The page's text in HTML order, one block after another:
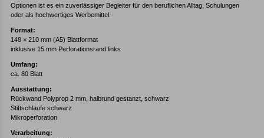
Optionen ist es ein zuverlässiger Begleiter für den beruflichen Alltag, Schulungen
oder als hochwertiges Werbemittel.
Format:
148 × 210 mm (A5) Blattformat
inklusive 15 mm Perforationsrand links
Umfang:
ca. 80 Blatt
Ausstattung:
Rückwand Polyprop 2 mm, halbrund gestanzt, schwarz
Stiftschlaufe schwarz
Mikroperforation
Verarbeitung: